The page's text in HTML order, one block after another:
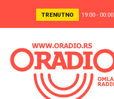
TRENUTNO 19:00 - 00:00